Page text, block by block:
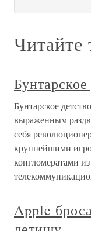
Читайте
Бунтарское
выраженным
себя
крупнейшими
конгломератами
Apple